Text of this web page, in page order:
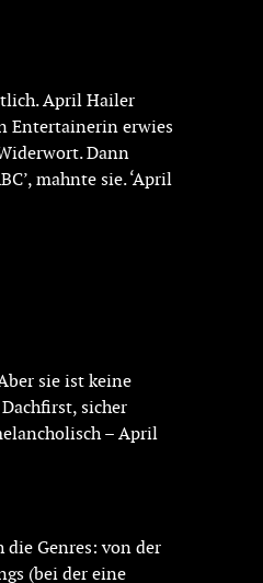
April Hailer
Entertainerin erwies
Dann
mahnte sie. ‘April
sie ist keine
sicher
– April
Genres: von der
(bei der eine